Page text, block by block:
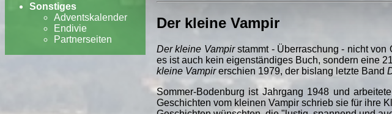
Sonstiges
Adventskalender
Endivie
Partnerseiten
Der kleine Vampir
Der kleine Vampirstammt - Überraschung - nicht von
es ist auch kein eigenständiges Buch, sondern eine
kleine Vampirerschien 1979, der bislang letzte Band
Sommer-Bodenburg ist Jahrgang 1948 und
Geschichten vom kleinen Vampir schrieb sie für ihre